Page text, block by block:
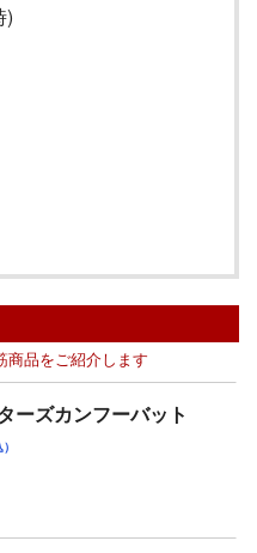
)
商品をご紹介します
ーズカンフーバット